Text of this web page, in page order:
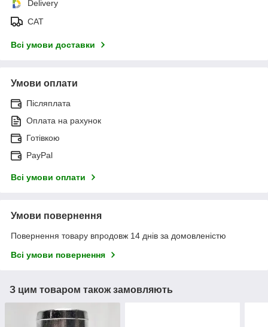
Delivery
САТ
Всі умови доставки
Умови оплати
Післяплата
Оплата на рахунок
Готівкою
PayPal
Всі умови оплати
Умови повернення
Повернення товару впродовж 14 днів за домовленістю
Всі умови повернення
З цим товаром також замовляють